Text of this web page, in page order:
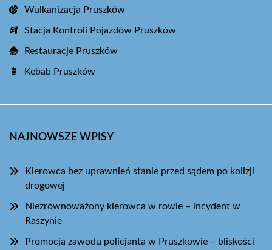
Wulkanizacja Pruszków
Stacja Kontroli Pojazdów Pruszków
Restauracje Pruszków
Kebab Pruszków
NAJNOWSZE WPISY
Kierowca bez uprawnień stanie przed sądem po kolizji
drogowej
Niezrównoważony kierowca w rowie – incydent w
Raszynie
Promocja zawodu policjanta w Pruszkowie – bliskości